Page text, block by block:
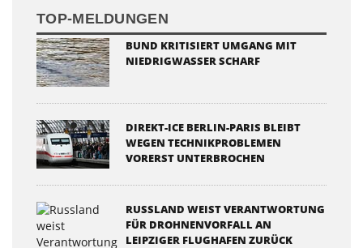
TOP-MELDUNGEN
BUND KRITISIERT UMGANG MIT
NIEDRIGWASSER SCHARF
DIREKT-ICE BERLIN-PARIS BLEIBT
WEGEN TECHNIKPROBLEMEN
VORERST UNTERBROCHEN
RUSSLAND WEIST VERANTWORTUNG
FÜR DROHNENVORFALL AN
LEIPZIGER FLUGHAFEN ZURÜCK